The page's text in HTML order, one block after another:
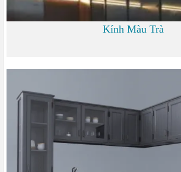
Kính Màu Trà